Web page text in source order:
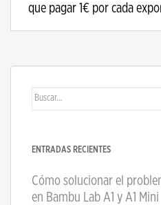
que pagar 1€ por cada
Buscar:
ENTRADAS RECIENTES
Cómo solucionar el
en Bambu Lab A1 y A1 Mini